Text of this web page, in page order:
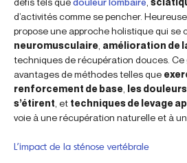
d’activités comme se pencher.
propose une approche holistique qui se
neuromusculaire amélioration de
techniques de récupération douces. Ce
avantages de méthodes telles que
renforcement de base les
s’étirent , et techniques de levage
voie à une récupération naturelle et à
L’impact de la sténose vertébrale